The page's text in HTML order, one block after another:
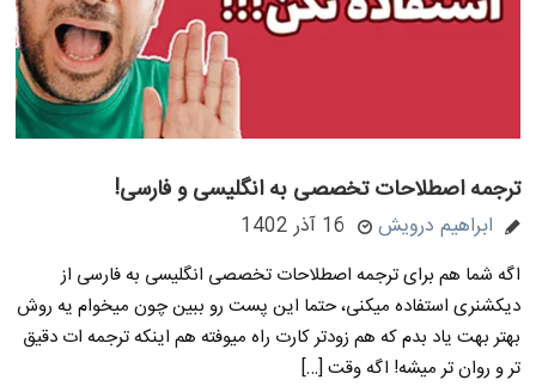
ترجمه اصطلاحات تخصصی به انگلیسی و فارسی!
ابراهیم درویش 16 آذر 1402
اگه شما هم برای ترجمه اصطلاحات تخصصی انگلیسی به فارسی از
دیکشنری استفاده میکنی، حتما این پست رو ببین چون میخوام یه روش
بهتر بهت یاد بدم که هم زودتر کارت راه میوفته هم اینکه ترجمه ات دقیق
تر و روان تر میشه! اگه وقت […]